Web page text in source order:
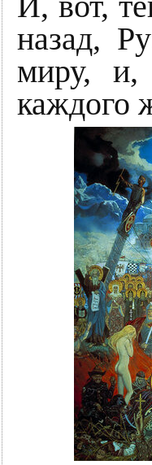
назад,
миру, и,
каждого